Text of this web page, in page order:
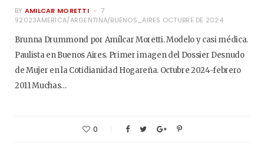
BY AMILCAR MORETTI
7
92023AMERICA/ARGENTINA/BUENOS_AIRES OCTUBRE DE 2024
Brunna Drummond por Amílcar Moretti. Modelo y casi médica.
Paulista en Buenos Aires. Primer imagen del Dossier Desnudo
de Mujer en la Cotidianidad Hogareña. Octubre 2024-febrero
2011 Muchas…
0